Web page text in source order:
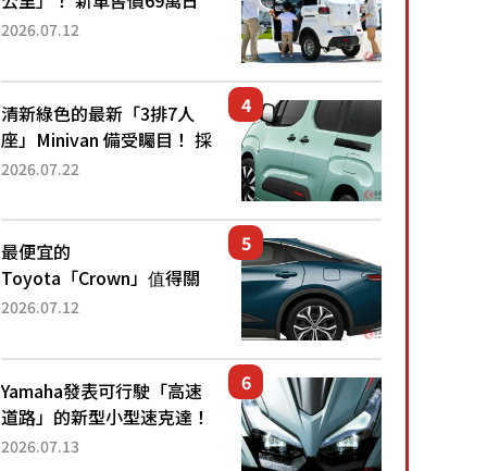
圓的「3人座」Trike大受歡
為何能迅速熱賣？
2026.07.12
清新綠色的最新「3排7人
座」Minivan 備受矚目！ 採
用全長4.7公尺剛剛好的車
還推出467萬元日圓起的5
人座版...
2026.07.22
最便宜的
Toyota「Crown」值得關
注！ 搭載4WD、每公升
眼！ 配備豐富、超越售價
水準，堪稱高CP值代表的
「...
2026.07.12
Yamaha發表可行駛「高速
道路」的新型小型速克達！
搭載能享受超強勁「渦輪
2026.07.13